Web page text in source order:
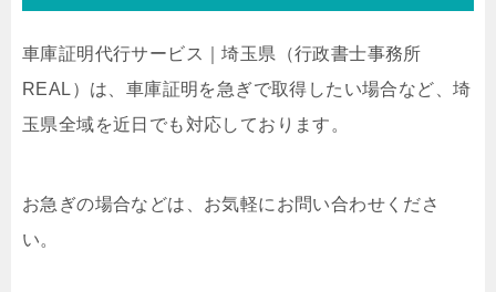
車庫証明代行サービス｜埼玉県 （行政書士事務所
REAL） は、車庫証明を急ぎで取得したい場合など、埼
玉県全域を近日でも対応しております。
お急ぎの場合などは、お気軽にお問い合わせくださ
い。